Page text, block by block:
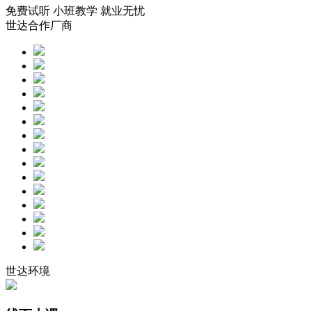
免费试听 小班教学 就业无忧
世达合作厂商
世达环境